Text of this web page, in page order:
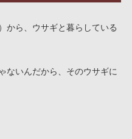
から、ウサギと暮らしている
ないんだから、そのウサギに